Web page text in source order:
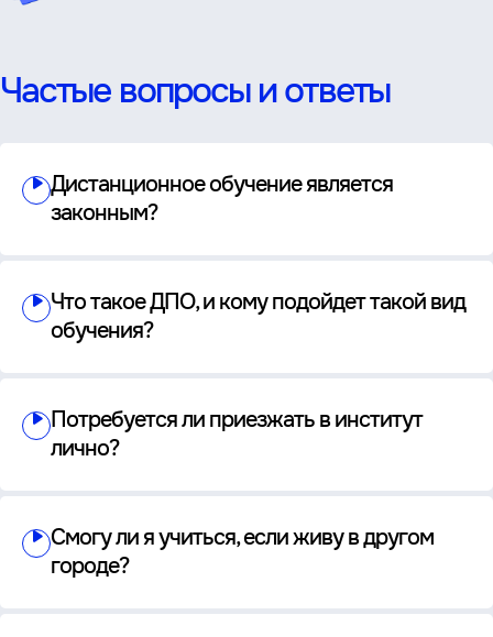
Частые вопросы и ответы
Дистанционное обучение является
законным?
Что такое ДПО, и кому подойдет такой вид
обучения?
Потребуется ли приезжать в институт
лично?
Смогу ли я учиться, если живу в другом
городе?